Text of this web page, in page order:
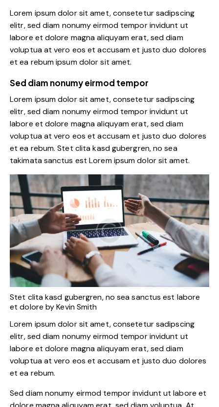
Lorem ipsum dolor sit amet, consetetur sadipscing
elitr, sed diam nonumy eirmod tempor invidunt ut
labore et dolore magna aliquyam erat, sed diam
voluptua at vero eos et accusam et justo duo dolores
et ea rebum ipsum dolor sit amet.
Sed diam nonumy eirmod tempor
Lorem ipsum dolor sit amet, consetetur sadipscing
elitr, sed diam nonumy eirmod tempor invidunt ut
labore et dolore magna aliquyam erat, sed diam
voluptua at vero eos et accusam et justo duo dolores
et ea rebum. Stet clita kasd gubergren, no sea
takimata sanctus est Lorem ipsum dolor sit amet.
Stet clita kasd gubergren, no sea sanctus est labore
et dolore byKevin Smith
Lorem ipsum dolor sit amet, consetetur sadipscing
elitr, sed diam nonumy eirmod tempor invidunt ut
labore et dolore magna aliquyam erat, sed diam
voluptua at vero eos et accusam et justo duo dolores
et ea rebum.
Sed diam nonumy eirmod tempor invidunt ut labore et